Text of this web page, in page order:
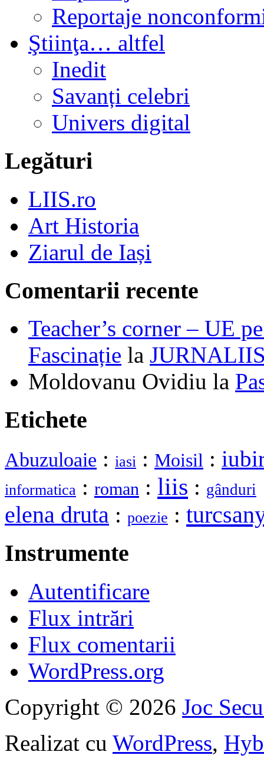
Reportaje
Ştiinţa… altfel
Inedit
Savanți celebri
Univers digital
Legături
LIIS.ro
Art Historia
Ziarul de Iași
Comentarii recente
Teacher’s corner – UE
Fascinație la
Moldovanu Ovidiu la
Etichete
Abuzuloaie : iasi : Moisil :
informatica : roman : liis : gânduri
elena druta : poezie :
Instrumente
Autentificare
Flux intrări
Flux comentarii
WordPress.org
Copyright © 2026 Joc
Realizat cu WordPress,